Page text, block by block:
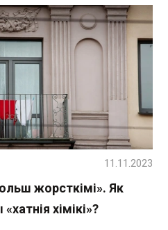
жорсткімі». Як
хімікі»?
11.11.2023